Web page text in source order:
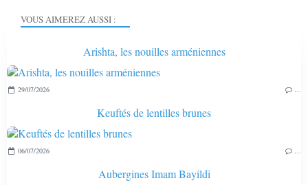
VOUS AIMEREZ AUSSI :
Arishta, les nouilles arméniennes
29/07/2026
Keuftés de lentilles brunes
06/07/2026
Aubergines Imam Bayildi